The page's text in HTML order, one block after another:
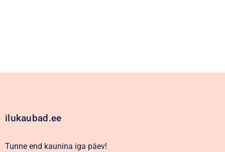
ilukaubad.ee
Tunne end kaunina iga päev!